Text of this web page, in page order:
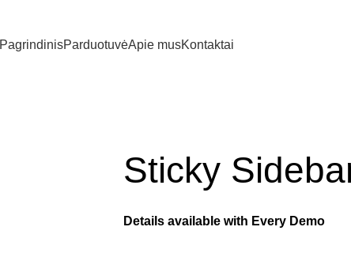
PagrindinisParduotuvėApie musKontaktai
Sticky
Details available with Every Demo